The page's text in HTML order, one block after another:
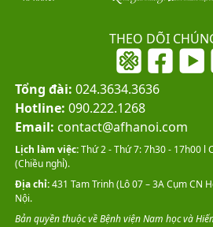
THEO DÕI
Tổng đài: 024.3634.3636
Hotline: 090.222.1268
Email: contact@afhanoi.com
Lịch làm việc:Thứ 2 - Thứ 7: 7h30 - 17h00 l
(Chiều nghỉ).
Địa chỉ:431 Tam Trinh (Lô 07 – 3A Cụm CN
Nội.
Bản quyền thuộc về Bệnh viện Nam học và